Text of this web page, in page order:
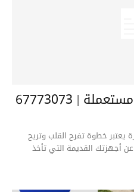
| 67773073
يعتبر خطوة تفرح القلب وتريح
عن أجهزتك القديمة التي تأخذ